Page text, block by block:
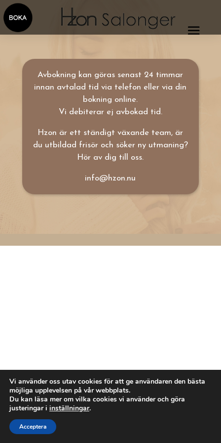
Avbokning kan göras senast 24 timmar
innan avtalad tid via telefon eller via din
bokning online.
Vi debiterar ej avbokad tid.
Hzon är ett ständigt växande team, är
du utbildad frisör och söker ny utmaning?
Hör av dig till oss.
info@hzon.nu
Vi använder oss utav cookies för att ge användaren den bästa
möjliga upplevelsen på vår webbplats.
Du kan läsa mer om vilka cookies vi använder och göra
justeringar i inställningar.
Acceptera